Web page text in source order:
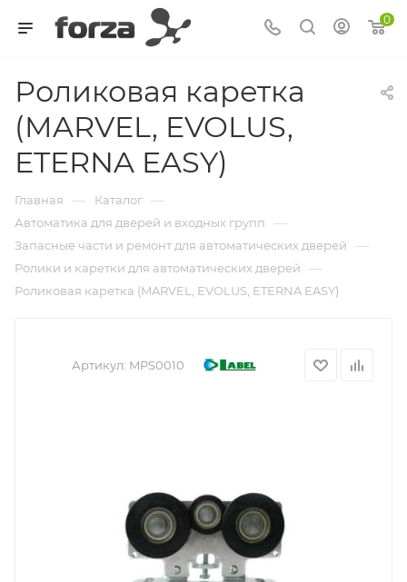
0
Роликовая каретка
(MARVEL, EVOLUS,
ETERNA EASY)
Главная — Каталог —
Автоматика для дверей и входных групп —
Запасные части и ремонт для автоматических дверей —
Ролики и каретки для автоматических дверей —
Роликовая каретка (MARVEL, EVOLUS, ETERNA EASY)
Артикул: MPS0010